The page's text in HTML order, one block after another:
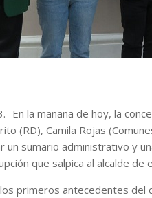
En la mañana de hoy, la
(RD), Camila Rojas
un sumario administrativo y
que salpica al alcalde de
primeros antecedentes